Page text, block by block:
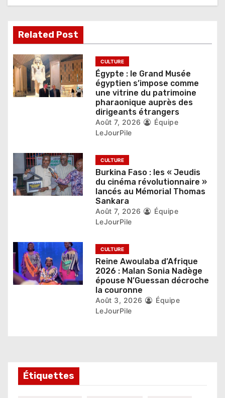
l
’
a
r
c
l
e
Related Post
CULTURE
Égypte : le Grand Musée
égyptien s’impose comme
une vitrine du patrimoine
pharaonique auprès des
dirigeants étrangers
Août 7, 2026
Équipe
LeJourPile
CULTURE
Burkina Faso : les « Jeudis
du cinéma révolutionnaire »
lancés au Mémorial Thomas
Sankara
Août 7, 2026
Équipe
LeJourPile
CULTURE
Reine Awoulaba d’Afrique
2026 : Malan Sonia Nadège
épouse N’Guessan décroche
la couronne
Août 3, 2026
Équipe
LeJourPile
Étiquettes